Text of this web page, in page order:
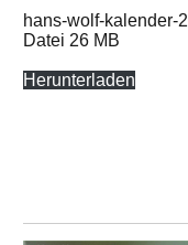
hans-wolf-kalender-
Datei 26 MB
Herunterladen